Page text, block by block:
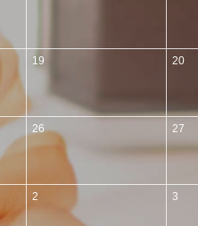
19 20
26 27
2 3